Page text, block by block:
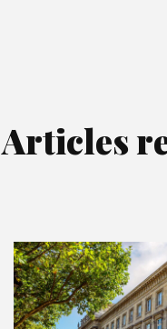
Articles